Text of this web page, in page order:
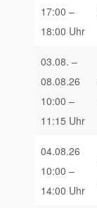
17:00 –
18:00 Uhr
03.08. –
08.08.26
10:00 –
11:15 Uhr
04.08.26
10:00 –
14:00 Uhr